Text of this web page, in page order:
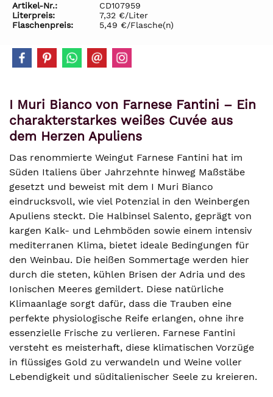
Artikel-Nr.:
CD107959
Literpreis:
7,32 €/Liter
Flaschenpreis:
5,49 €/Flasche(n)
I Muri Bianco von Farnese Fantini – Ein
charakterstarkes weißes Cuvée aus
dem Herzen Apuliens
Das renommierte Weingut Farnese Fantini hat im
Süden Italiens über Jahrzehnte hinweg Maßstäbe
gesetzt und beweist mit dem I Muri Bianco
eindrucksvoll, wie viel Potenzial in den Weinbergen
Apuliens steckt. Die Halbinsel Salento, geprägt von
kargen Kalk- und Lehmböden sowie einem intensiv
mediterranen Klima, bietet ideale Bedingungen für
den Weinbau. Die heißen Sommertage werden hier
durch die steten, kühlen Brisen der Adria und des
Ionischen Meeres gemildert. Diese natürliche
Klimaanlage sorgt dafür, dass die Trauben eine
perfekte physiologische Reife erlangen, ohne ihre
essenzielle Frische zu verlieren. Farnese Fantini
versteht es meisterhaft, diese klimatischen Vorzüge
in flüssiges Gold zu verwandeln und Weine voller
Lebendigkeit und süditalienischer Seele zu kreieren.